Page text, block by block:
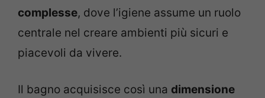
complesse, dove l’igiene assume un ruolo
centrale nel creare ambienti più sicuri e
piacevoli da vivere.
Il bagno acquisisce così una dimensione